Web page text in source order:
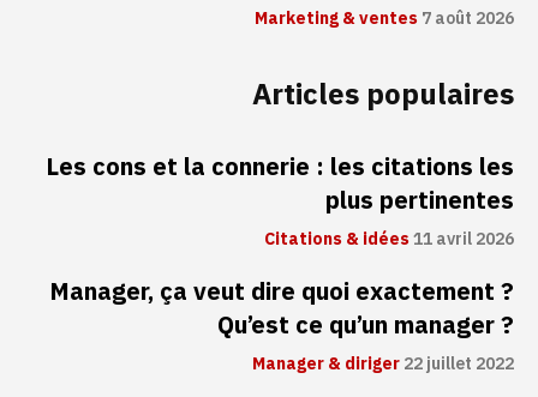
Marketing & ventes7 août 2026
Articles populaires
Les cons et la connerie : les citations les
plus pertinentes
Citations & idées11 avril 2026
Manager, ça veut dire quoi exactement ?
Qu’est ce qu’un manager ?
Manager & diriger22 juillet 2022